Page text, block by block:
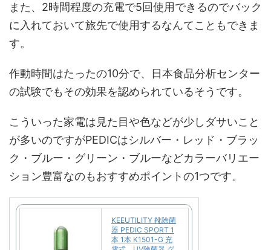
また、2時間程度の充電で5回使用できるのでバック
に入れておいて旅先で使用するなんてこともできま
す。
作動時間はたったの10分で、日本食品分析センター
の試験でもその効果を認められているそうです。
こういった家電は見た目や色などが少しダサいこと
が多いのですがPEDICはシルバー・レッド・ブラッ
ク・ブルー・グリーン・ブルーなどカラーバリエー
ション豊富なのもおすすめポイントの1つです。
KEEUTILITY 靴除菌
器 PEDIC SPORT 1
本 1本 K1501-G 充